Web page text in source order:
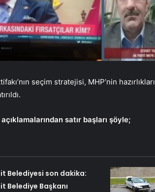
seçim stratejisi, MHP’nin
satır başları şöyle;
Belediyesi son dakika:
Belediye Başkanı